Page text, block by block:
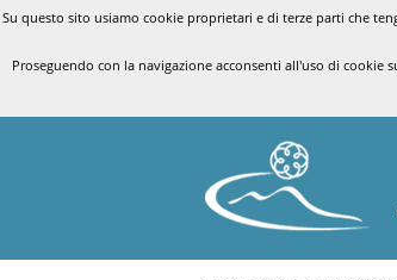
Su questo sito usiamo cookie proprietari e di terze parti che
Proseguendo con la navigazione acconsenti all'uso di